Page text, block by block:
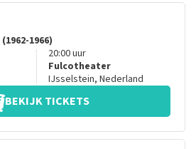
1966)
20:00uur
Fulcotheater
IJsselstein, Nederland
BEKIJK TICKETS